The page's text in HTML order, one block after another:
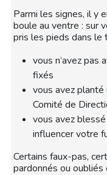
Parmi les signes, il y
boule au ventre : sur
pris les pieds dans le
vous n’avez
fixés
vous avez
Comité de
vous avez
influencer votre
Certains faux-pas,
pardonnés ou